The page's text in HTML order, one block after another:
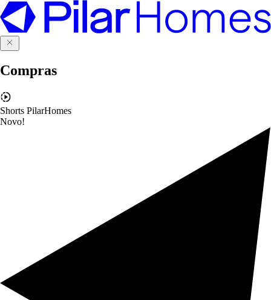
Compras
Shorts PilarHomes
Novo!